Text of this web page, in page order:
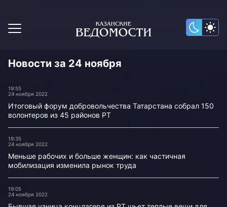
Новости за 24 ноября
19:55
24 ноября 2022
Итоговый форум добровольчества Татарстана собрал 150
волонтеров из 45 районов РТ
19:35
24 ноября 2022
Меньше рабочих и больше женщин: как частичная
мобилизация изменила рынок труда
19:05
24 ноября 2022